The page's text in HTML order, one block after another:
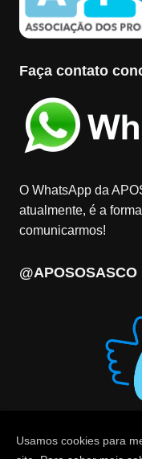
Faça contato
O WhatsApp da
atualmente, é a
comunicarmos!
Usamos cookies para